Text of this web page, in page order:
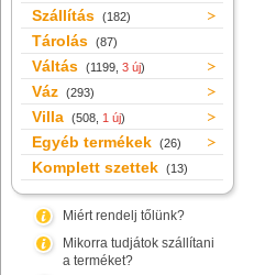
Szállítás (182)
Tárolás (87)
Váltás (1199, 3 új)
Váz (293)
Villa (508, 1 új)
Egyéb termékek (26)
Komplett szettek (13)
Miért rendelj tőlünk?
Mikorra tudjátok szállítani
a terméket?